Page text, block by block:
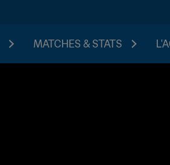
MATCHES & STATS